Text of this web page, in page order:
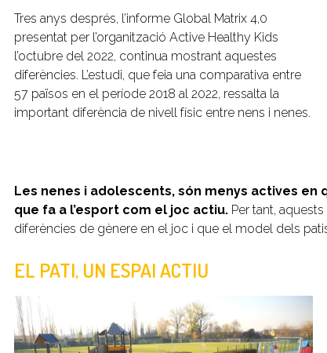
Tres anys després, l’informe Global Matrix 4,0
presentat per l’organització Active Healthy Kids
l’octubre del 2022, continua mostrant aquestes
diferències. L’estudi, que feia una comparativa entre
57 països en el període 2018 al 2022, ressalta la
important diferència de nivell físic entre nens i nenes.
Les nenes i adolescents, són menys actives
que fa a l’esport com el joc actiu. Per tant,
diferències de gènere en el joc i que el model dels
EL PATI, UN ESPAI ACTIU